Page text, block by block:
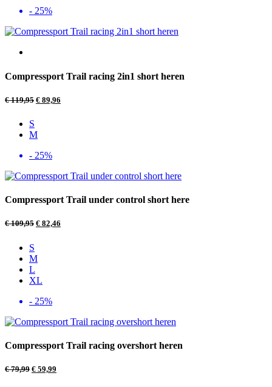
- 25%
Compressport Trail racing 2in1 short heren
€119,95 € 89,96
S
M
- 25%
Compressport Trail under control short here
€109,95 € 82,46
S
M
L
XL
- 25%
Compressport Trail racing overshort heren
€79,99 € 59,99